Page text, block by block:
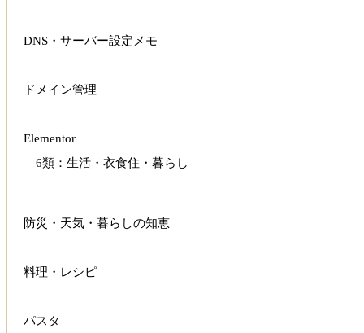
DNS・サーバー設定メモ
ドメイン管理
Elementor
6類：生活・衣食住・暮らし
防災・天気・暮らしの知恵
料理・レシピ
パスタ